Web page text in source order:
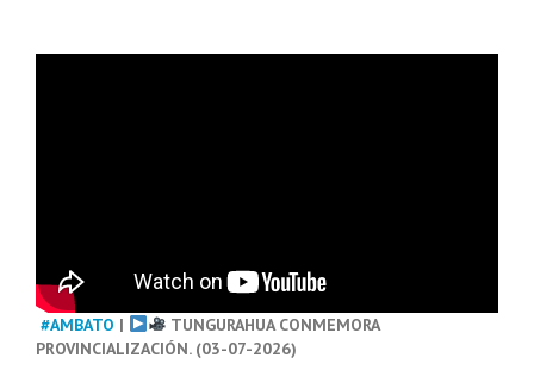
#AMBATO |
TUNGURAHUA CONMEMORA
PROVINCIALIZACIÓN. (03-07-2026)